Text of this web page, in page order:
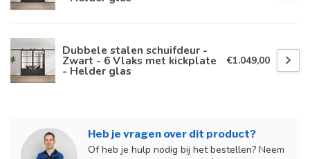
Dubbele stalen schuifdeur -
Zwart - 6 Vlaks met kickplate
- Helder glas
€1.049,00
Heb je vragen over dit product?
Of heb je hulp nodig bij het bestellen? Neem